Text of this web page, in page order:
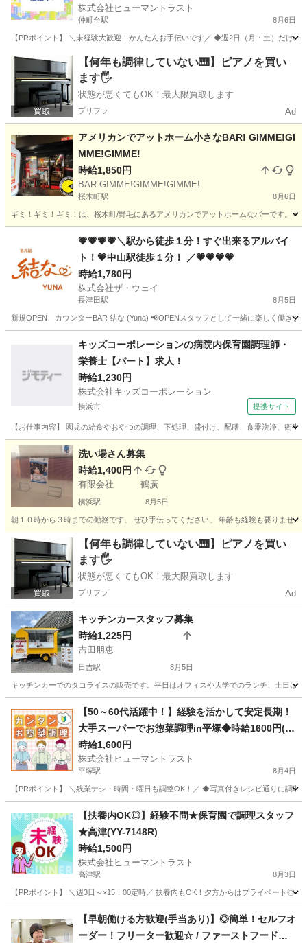
株式会社ヒューマントラスト
仲町台駅 8月6日
【PRポイント】 ＼未経験大歓迎！かんたんお手伝いです／ ◆週2日（月・土）だけ
神奈川 仲町台駅 キッチン ヒューマントラスト
【何年も調律していない🎹】ピアノを買い
ます🖐️
状態が悪くてもOK！最大限買取します
プリフラ Ad
アメリカンでアットホーム小さなBAR! GIMME!GI
MME!GIMME!
時給1,850円
BAR GIMME!GIMME!GIMME!
桜木町駅 8月6日
ギミ！ギミ！ギミ！は、桜木町/野毛にあるアメリカンでアットホームなバーです。
桜木町駅 バーテンダー BAR
💗💗💗💗＼駅から徒歩１分！すぐ出来るアルバイ
ト！💗中山駅徒歩１分！ ／💗💗💗💗
時給1,780円
株式会社ザ・ウェイ
長津田駅 8月5日
新規OPEN カウンターBAR 結な (Yuna) 📢OPENスタッフとして一緒に楽しく働きま
長津田駅 スタッフ
キッズコーポレーションの病院内保育園調理師・
栄養士【パート】求人！
時給1,230円
株式会社キッズコーポレーション
横浜市 提携サイト
【お仕事内容】 園児の給食やおやつの調理、下処理、盛付け、配膳、食器洗浄、衛
神奈川 横浜市 その他
洗い場さん募集
時給1,400円
有限会社 鶴廣
横浜駅 8月5日
朝１０時から３時までの勤務です。 ぜひ手伝ってください。 年齢も経験も要りませ
神奈川 横浜駅 カフェ パート
【何年も調律していない🎹】ピアノを買い
ます🖐️
状態が悪くてもOK！最大限買取します
プリフラ Ad
キッチンカースタッフ募集
時給1,225円
吉田朋恵
日吉駅 8月5日
キッチンカーでのタコライスの販売です。平日はオフィスや大学でのランチ、土日は
その他 スタッフ
【50～60代活躍中！】経験を活かして安定長期！
大手スーパーでお惣菜調理in平塚◆時給1600円(W
2T-1573_1)
時給1,600円
株式会社ヒューマントラスト
平塚駅 8月4日
【PRポイント】 ＼残業ナシ・時間・曜日も調整OK！／ ◆写真付きレシピ通りに調
平塚駅 キッチン ヒューマントラスト
【扶養内OK◎】経験不問★保育園で調理スタッフ
★高津(YY-7148R)
時給1,500円
株式会社ヒューマントラスト
高津駅 8月3日
【PRポイント】 ＼週3日～×15：00定時／ 扶養内もOK！夕方からはプライベート◎
高津駅 キッチン
【早朝働ける方歓迎(手当あり)】◎簡単！セルフオ
ーダー！フリーター歓迎☆ / ファーストフード